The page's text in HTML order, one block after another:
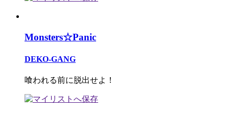
Monsters☆Panic
DEKO-GANG
喰われる前に脱出せよ！